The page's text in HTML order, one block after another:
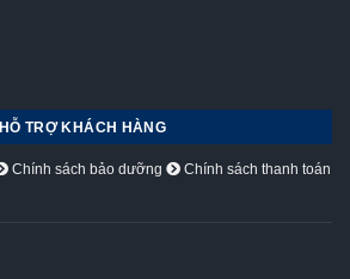
HỖ TRỢ KHÁCH HÀNG
Chính sách bảo dưỡng
Chính sách thanh toán